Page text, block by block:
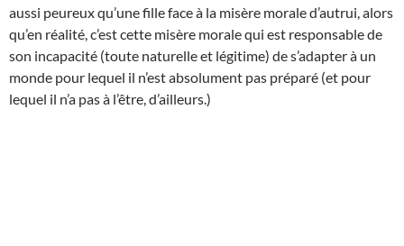
aussi peureux qu’une fille face à la misère morale d’autrui, alors
qu’en réalité, c’est cette misère morale qui est responsable de
son incapacité (toute naturelle et légitime) de s’adapter à un
monde pour lequel il n’est absolument pas préparé (et pour
lequel il n’a pas à l’être, d’ailleurs.)